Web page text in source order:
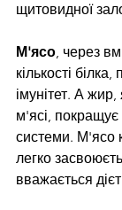
щитовидної
М'ясо, через
кількості
імунітет. А жир,
м'ясі, покращує
системи. М'ясо
легко
вважається